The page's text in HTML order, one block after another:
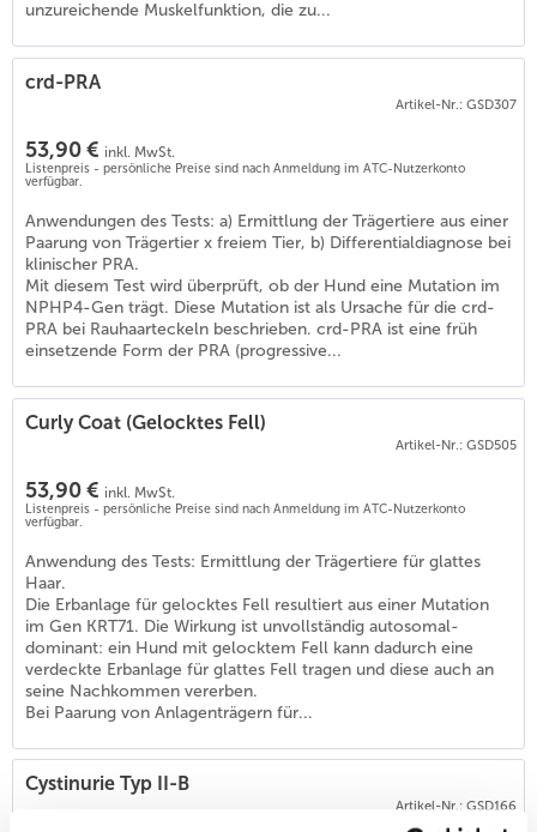
unzureichende Muskelfunktion, die zu...
crd-PRA
Artikel-Nr.: GSD307
53,90 € inkl. MwSt.
Listenpreis - persönliche Preise sind nach Anmeldung im ATC-Nutzerkonto
verfügbar.
Anwendungen des Tests: a) Ermittlung der Trägertiere aus einer
Paarung von Trägertier x freiem Tier, b) Differentialdiagnose bei
klinischer PRA.
Mit diesem Test wird überprüft, ob der Hund eine Mutation im
NPHP4-Gen trägt. Diese Mutation ist als Ursache für die crd-
PRA bei Rauhaarteckeln beschrieben. crd-PRA ist eine früh
einsetzende Form der PRA (progressive...
Curly Coat (Gelocktes Fell)
Artikel-Nr.: GSD505
53,90 € inkl. MwSt.
Listenpreis - persönliche Preise sind nach Anmeldung im ATC-Nutzerkonto
verfügbar.
Anwendung des Tests: Ermittlung der Trägertiere für glattes
Haar.
Die Erbanlage für gelocktes Fell resultiert aus einer Mutation
im Gen KRT71. Die Wirkung ist unvollständig autosomal-
dominant: ein Hund mit gelocktem Fell kann dadurch eine
verdeckte Erbanlage für glattes Fell tragen und diese auch an
seine Nachkommen vererben.
Bei Paarung von Anlagenträgern für...
Cystinurie Typ II-B
Artikel-Nr.: GSD166